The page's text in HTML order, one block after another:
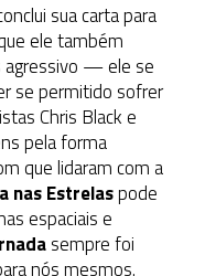
sua carta para
ele também
agressivo — ele se
se permitido sofrer
Chris Black e
pela forma
que lidaram com a
nas Estrelaspode
espaciais e
sempre foi
nós mesmos.